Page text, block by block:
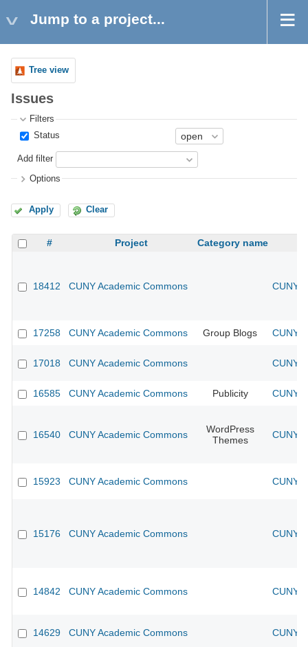
Jump to a project...
Tree view
Issues
Filters
Status
Add filter
Options
Apply Clear
# Project Category name
18412 CUNY Academic Commons CUNY
17258 CUNY Academic Commons Group Blogs CUNY
17018 CUNY Academic Commons CUNY
16585 CUNY Academic Commons Publicity CUNY
16540 CUNY Academic Commons
WordPress
Themes
CUNY
15923 CUNY Academic Commons CUNY
15176 CUNY Academic Commons CUNY
14842 CUNY Academic Commons CUNY
14629 CUNY Academic Commons CUNY